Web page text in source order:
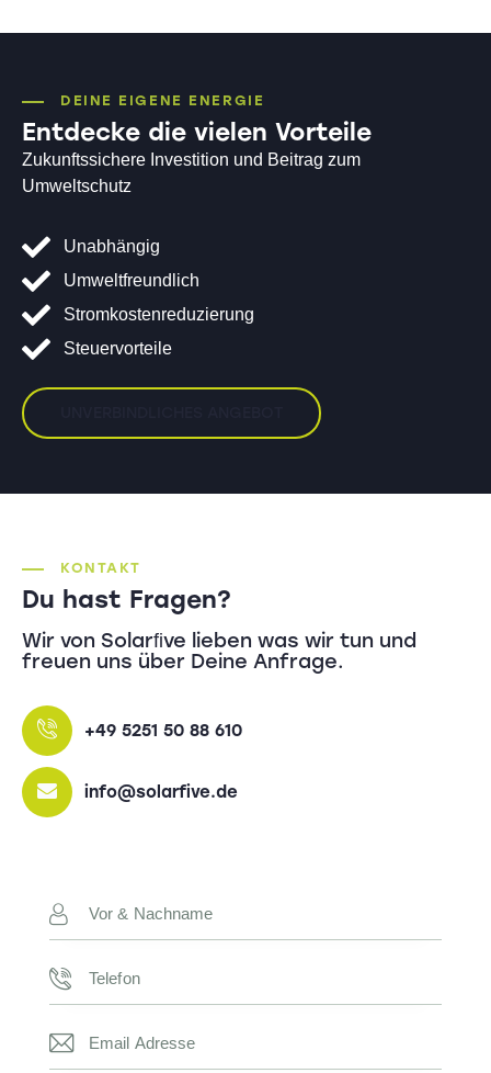
DEINE EIGENE ENERGIE
Entdecke die vielen Vorteile
Zukunftssichere Investition und Beitrag zum
Umweltschutz
Unabhängig
Umweltfreundlich
Stromkostenreduzierung
Steuervorteile
KONTAKT
Du hast Fragen?
Wir von Solarﬁve lieben was wir tun und
freuen uns über Deine Anfrage.
+49 5251 50 88 610
info@solarfive.de